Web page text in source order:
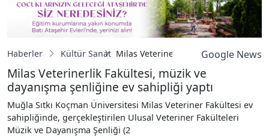
Haberler Kültür Sanat Milas Veterinerlik Fakültesi, müzik ve
Google News
Milas Veterinerlik Fakültesi, müzik ve
dayanışma şenliğine ev sahipliği yaptı
Muğla Sıtkı Koçman Üniversitesi Milas Veteriner Fakültesi ev
sahipliğinde, gerçekleştirilen Ulusal Veteriner Fakülteleri
Müzik ve Dayanışma Şenliği (2